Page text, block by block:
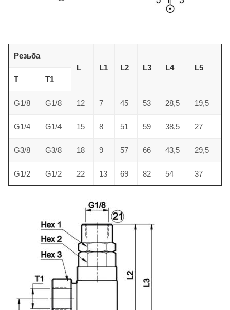
Резьба
L
L1 L2 L3 L4
L5
T
T1
G1/8 G1/8 12 7 45 53 28,5 19,5
G1/4 G1/4 15 8 51 59 38,5 27
G3/8 G3/8 18 9 57 66 43,5 29,5
G1/2 G1/2 22 13 69 82 54 37